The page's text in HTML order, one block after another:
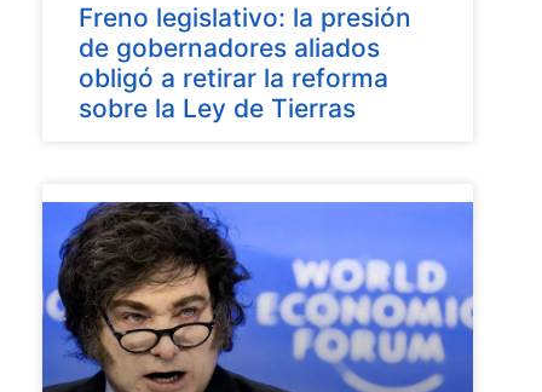
Freno legislativo: la presión
de gobernadores aliados
obligó a retirar la reforma
sobre la Ley de Tierras